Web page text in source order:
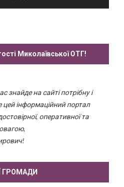
Миколаївської ОТГ!
знайде на сайті потрібну і
інформаційний портал
оперативної та
ГРОМАДИ